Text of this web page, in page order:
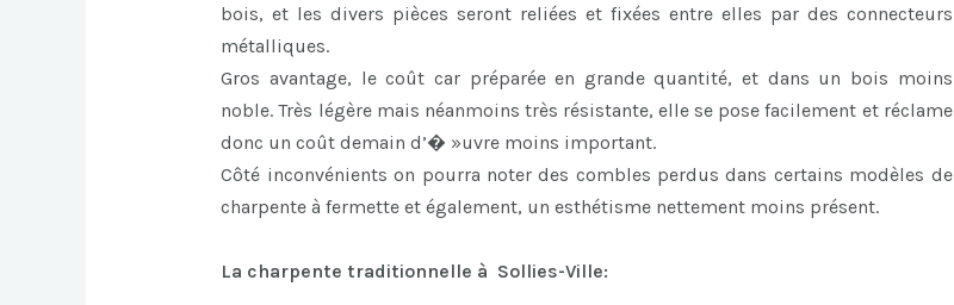
bois, et les divers pièces seront reliées et fixées entre elles par des connecteurs
métalliques.
Gros avantage, le coût car préparée en grande quantité, et dans un bois moins
noble. Très légère mais néanmoins très résistante, elle se pose facilement et réclame
donc un coût demain d’� »uvre moins important.
Côté inconvénients on pourra noter des combles perdus dans certains modèles de
charpente à fermette et également, un esthétisme nettement moins présent.
La charpente traditionnelle à Sollies-Ville: